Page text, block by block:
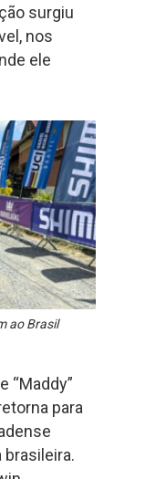
surgiu
nos
ele
ao Brasil
“Maddy”
para
brasileira.